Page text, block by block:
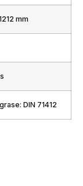
mm
DIN 71412